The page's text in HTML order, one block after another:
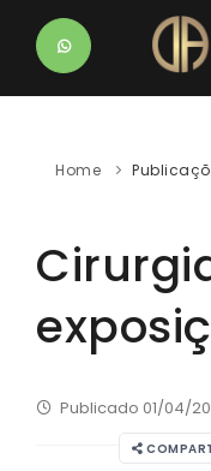
HOME
PROCEDIMENTOS
BLOG
Home
Publicado 01/04/